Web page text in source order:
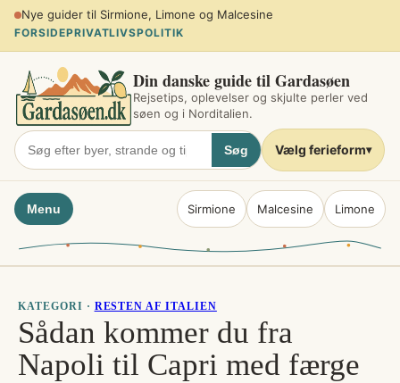
Spring
indhold
Planlæg sommerferien ved søen
FORSIDEPRIVATLIVSPOLITIK
Din danske guide til Gardasøen
Rejsetips, oplevelser og skjulte perler ved
søen og i Norditalien.
Søg Vælg ferieform▾
Menu Sirmione Malcesine Limone
KATEGORI · RESTEN AF ITALIEN
Sådan kommer du fra
Napoli til Capri med færge